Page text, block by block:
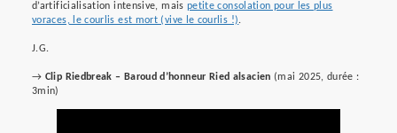
d’artificialisation intensive, mais petite consolation pour les plus
voraces, le courlis est mort (vive le courlis !).
J.G.
→ Clip Riedbreak – Baroud d’honneur Ried alsacien (mai 2025, durée :
3min)